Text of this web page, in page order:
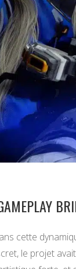
cette
le projet